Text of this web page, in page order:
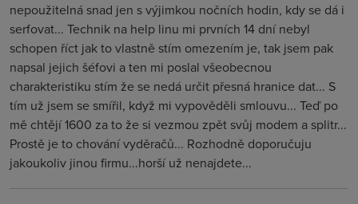
nepoužitelná snad jen s výjimkou nočních hodin, kdy se dá i
serfovat... Technik na help linu mi prvních 14 dní nebyl
schopen říct jak to vlastně stím omezením je, tak jsem pak
napsal jejich šéfovi a ten mi poslal všeobecnou
charakteristiku stím že se nedá určit přesná hranice dat... S
tím už jsem se smířil, když mi vypověděli smlouvu... Teď po
mě chtějí 1600 za to že si vezmou zpět svůj modem a splitr...
Prostě je to chování vyděračů... Rozhodně doporučuju
jakoukoliv jinou firmu...horší už nenajdete...